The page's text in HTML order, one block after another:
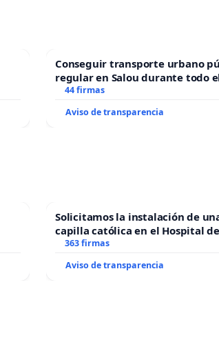
Conseguir transporte urbano
regular en Salou durante todo
44 firmas
Aviso de transparencia
Solicitamos la instalación de
capilla católica en el Hospital de
Alcañiz
363 firmas
Aviso de transparencia